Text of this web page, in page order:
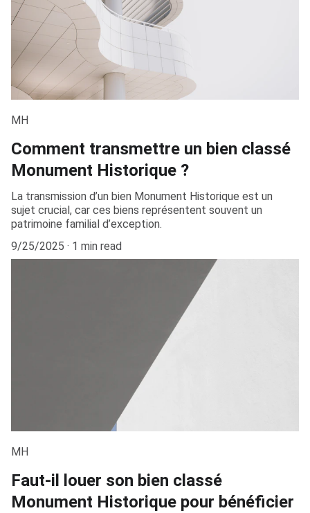
MH
Comment transmettre un bien classé
Monument Historique ?
La transmission d’un bien Monument Historique est un
sujet crucial, car ces biens représentent souvent un
patrimoine familial d’exception.
9/25/2025
1 min read
MH
Faut-il louer son bien classé
Monument Historique pour bénéficier